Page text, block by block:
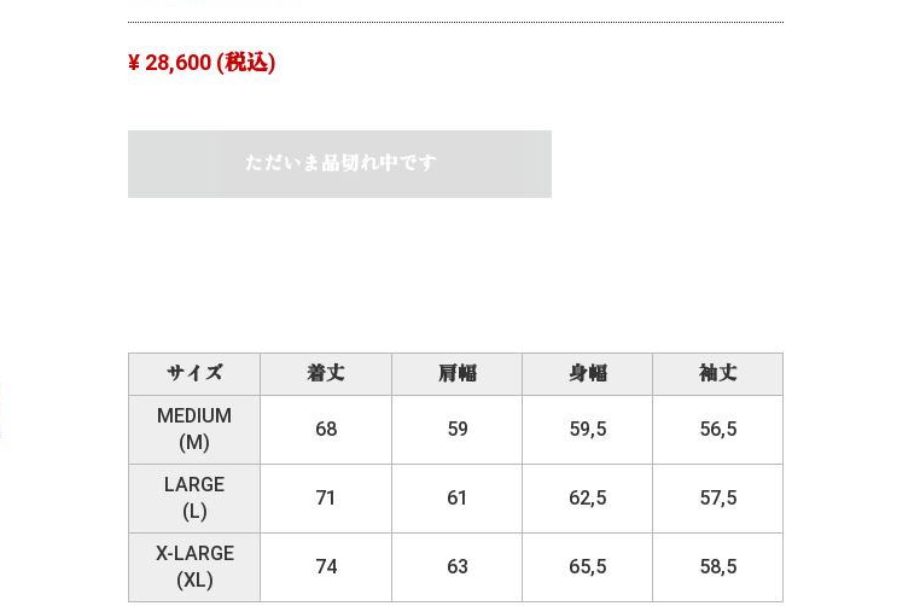
¥ 28,600 (税込)
ただいま品切れ中です
サイズ 着丈 肩幅 身幅
袖丈
MEDIUM
(M)
68 59 59,5 56,5
LARGE
(L)
71 61 62,5 57,5
X-LARGE
(XL)
74 63 65,5 58,5